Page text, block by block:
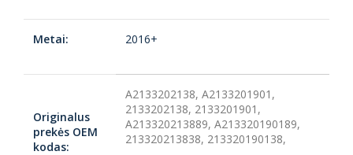
Metai: 2016+
Originalus
prekės OEM
kodas:
A2133202138, A2133201901,
2133202138, 2133201901,
A213320213889, A213320190189,
213320213838, 213320190138,